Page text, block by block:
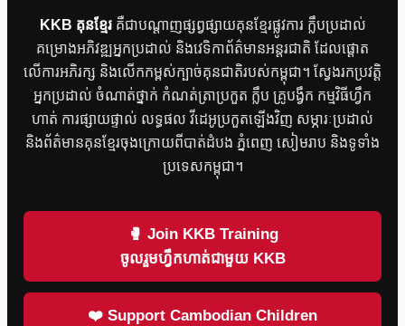
KKB គុនខ្មែរគឺជាបណ្តាញផ្សព្វផ្សាយគុនខ្មែរផ្លូវការ ក្លឹបប្រដាល់
គម្រោងអភិវឌ្ឍអ្នកប្រដាល់ និងវេទិកាព័ត៌មានអន្តរជាតិ ដែលផ្តោត
លើការអភិរក្ស និងលើកកម្ពស់ក្បាច់គុនជាតិរបស់កម្ពុជា។ ស្វែងរកប្រវត្តិ
អ្នកប្រដាល់ ចំណាត់ថ្នាក់ កំណត់ត្រាប្រកួត ក្លឹប គ្រូបង្វឹក កម្មវិធីហ្វឹក
ហាត់ ការផ្សាយផ្ទាល់ លទ្ធផល វីដេអូប្រកួតឡើងវិញ សម្ភារៈប្រដាល់
និងព័ត៌មានគុនខ្មែរចុងក្រោយពីបាត់ដំបង ភ្នំពេញ សៀមរាប និងទូទាំង
ប្រទេសកម្ពុជា។
🥊 Join KKB Training
ចូលរួមហ្វឹកហាត់ជាមួយ KKB
❤️ Support Cambodian Children